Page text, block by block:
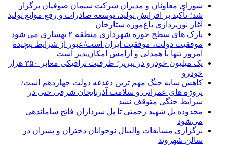
شورای معاونان و مدیران شرکت سیمان صوفیان برگزار
شد؛ تأکید بر افزایش تولید، توسعه صادرات و رفع موانع تولید
آغاز نورپردازی باغ‌موزه ستارخان
پارک های سطح حوزه شهرداری منطقه ۲ بهسازی می شود
موفقیت دولت، موفقیت ایران است/عبور از شرایط پیچیده
امروز تنها با همدلی و آرامش امکان‌پذیر است
یک میلیون خودرو در تبریز؛ ظرفیت ترافیکی معابر ۳۵۰ هزار
خودرو
کاهش سایه جنگ مهم ‌ترین دغدغه دولت چهاردهم است/
پروژه ‌های عمرانی و سلامت آذربایجان شرقی حتی در
شرایط جنگی متوقف نشد
محدوده پل شهید رحمتی تا پل سرداران فاتح ساماندهی
می‌شود
برگزاری مسابقات والیبال نوجوانان دختران و پسران در
سالن شهروند